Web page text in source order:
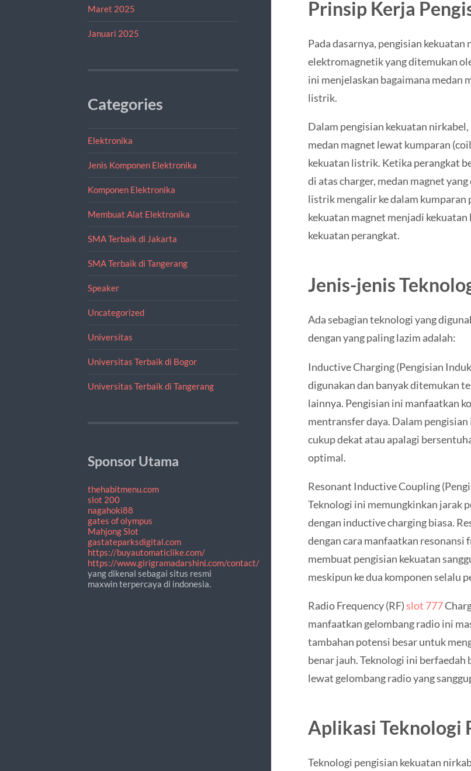
Maret 2025
Januari 2025
Categories
Elektronika
Jenis Komponen Elektronika
Komponen Elektronika
Membuat Alat Elektronika
SMA Terbaik di Jakarta
SMA Terbaik di Tangerang
Speaker
Uncategorized
Universitas
Universitas Terbaik di Bogor
Universitas Terbaik di Tangerang
Sponsor Utama
thehabitmenu.com
slot 200
nagahoki88
gates of olympus
Mahjong Slot
gastateparksdigital.com
https://buyautomaticlike.com/
https://www.girigramadarshini.com/contact/
yang dikenal sebagai situs resmi
maxwin terpercaya di indonesia.
Prinsip Kerja
Pada dasarnya, pengisian
elektromagnetik yang ditemukan
ini menjelaskan bagaimana medan
listrik.
Dalam pengisian kekuatan nirkabel,
medan magnet lewat kumparan
kekuatan listrik. Ketika perangkat
di atas charger, medan magnet
listrik mengalir ke dalam kumparan
kekuatan magnet menjadi
kekuatan perangkat.
Jenis-jenis
Ada sebagian teknologi yang
dengan yang paling lazim adalah:
Inductive Charging (Pengisian
digunakan dan banyak ditemukan
lainnya. Pengisian ini manfaatkan
mentransfer daya. Dalam
cukup dekat atau apalagi
optimal.
Resonant Inductive Coupling
Teknologi ini memungkinkan jarak
dengan inductive charging biasa.
dengan cara manfaatkan resonansi
membuat pengisian kekuatan
meskipun ke dua komponen selalu
Radio Frequency (RF)slot 777
manfaatkan gelombang radio ini
tambahan potensi besar untuk
benar jauh. Teknologi ini
lewat gelombang radio yang
Aplikasi Teknologi
Teknologi pengisian kekuatan